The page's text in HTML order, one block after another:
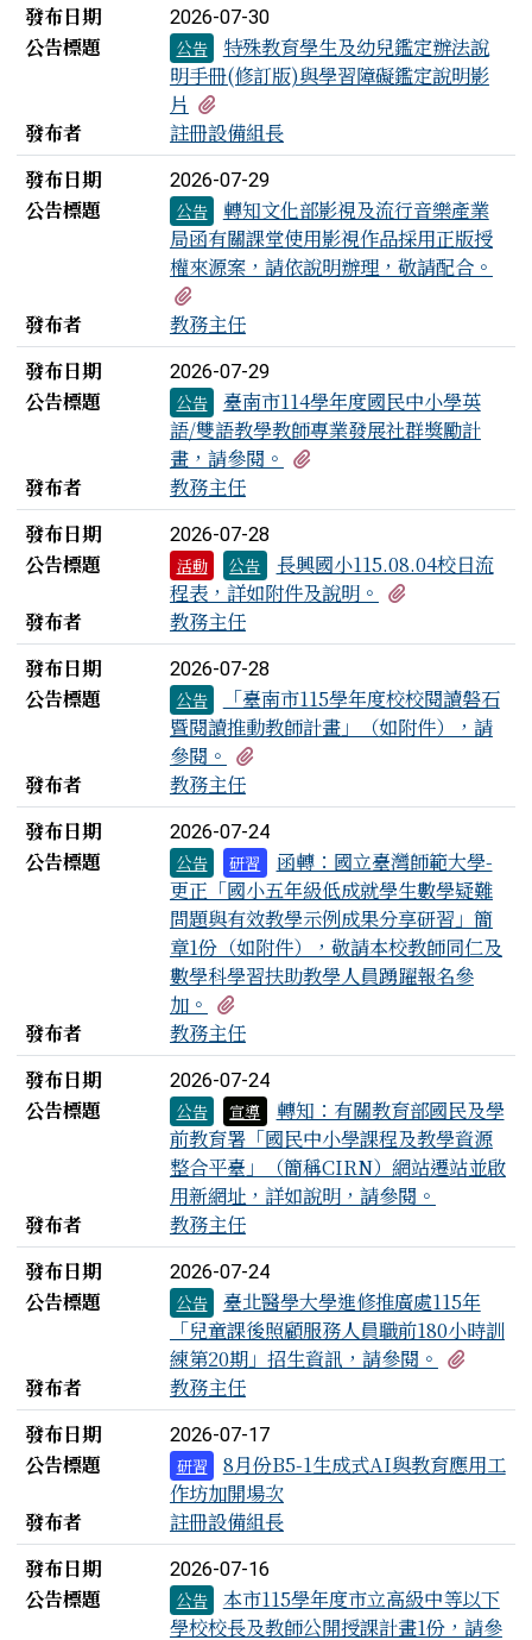
發布日期
2026-07-30
公告標題 公告
特殊教育學生及幼兒鑑定辦法說
明手冊(修訂版)與學習障礙鑑定說明影
片
發布者
註冊設備組長
發布日期
2026-07-29
公告標題 公告
轉知文化部影視及流行音樂產業
局函有關課堂使用影視作品採用正版授
權來源案，請依說明辦理，敬請配合。
發布者
教務主任
發布日期
2026-07-29
公告標題 公告
臺南市114學年度國民中小學英
語/雙語教學教師專業發展社群獎勵計
畫，請參閱。
發布者
教務主任
發布日期
2026-07-28
公告標題 活動 公告
長興國小115.08.04校日流
程表，詳如附件及說明。
發布者
教務主任
發布日期
2026-07-28
公告標題 公告
「臺南市115學年度校校閱讀磐石
暨閱讀推動教師計畫」（如附件），請
參閱。
發布者
教務主任
發布日期
2026-07-24
公告標題 公告 研習
函轉：國立臺灣師範大學-
更正「國小五年級低成就學生數學疑難
問題與有效教學示例成果分享研習」簡
章1份（如附件），敬請本校教師同仁及
數學科學習扶助教學人員踴躍報名參
加。
發布者
教務主任
發布日期
2026-07-24
公告標題 公告 宣導
轉知：有關教育部國民及學
前教育署「國民中小學課程及教學資源
整合平臺」（簡稱CIRN）網站遷站並啟
用新網址，詳如說明，請參閱。
發布者
教務主任
發布日期
2026-07-24
公告標題 公告
臺北醫學大學進修推廣處115年
「兒童課後照顧服務人員職前180小時訓
練第20期」招生資訊，請參閱。
發布者
教務主任
發布日期
2026-07-17
公告標題 研習
8月份B5-1生成式AI與教育應用工
作坊加開場次
發布者
註冊設備組長
發布日期
2026-07-16
公告標題 公告
本市115學年度市立高級中等以下
學校校長及教師公開授課計畫1份，請參